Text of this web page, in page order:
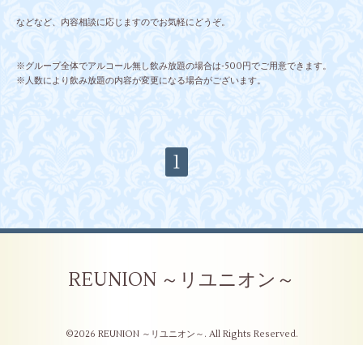
などなど、内容相談に応じますのでお気軽にどうぞ。
※グループ全体でアルコール無し飲み放題の場合は-500円でご用意できます。
※人数により飲み放題の内容が変更になる場合がございます。
1
REUNION ～リユニオン～
©2026 REUNION ～リユニオン～ . All Rights Reserved.